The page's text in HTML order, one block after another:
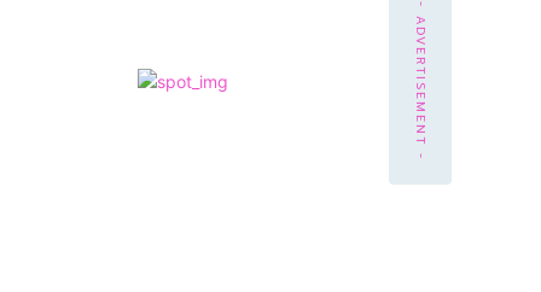
- ADVERTISEMENT -